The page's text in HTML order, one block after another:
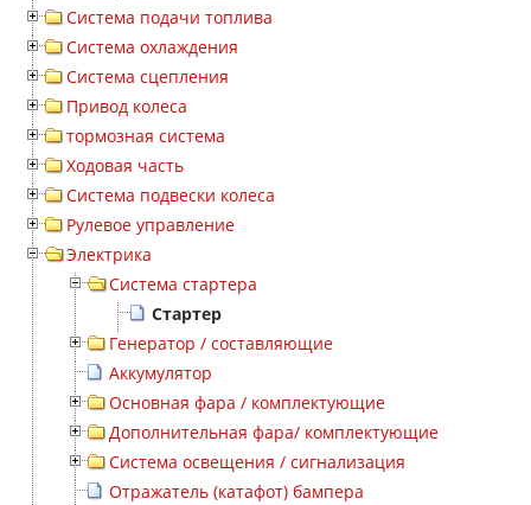
Система подачи топлива
Система охлаждения
Система сцепления
Привод колеса
тормозная система
Ходовая часть
Система подвески колеса
Рулевое управление
Электрика
Система стартера
Стартер
Генератор / составляющие
Аккумулятор
Основная фара / комплектующие
Дополнительная фара/ комплектующие
Система освещения / сигнализация
Отражатель (катафот) бампера